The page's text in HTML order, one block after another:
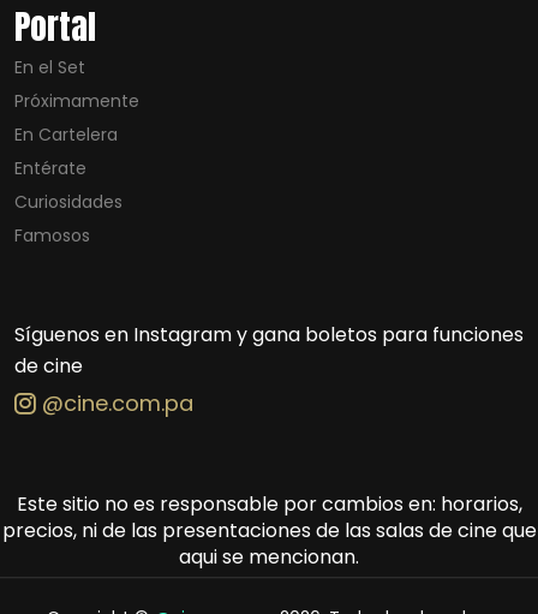
Portal
En el Set
Próximamente
En Cartelera
Entérate
Curiosidades
Famosos
Síguenos en Instagram y gana boletos para funciones
de cine
@cine.com.pa
Este sitio no es responsable por cambios en: horarios,
precios, ni de las presentaciones de las salas de cine que
aqui se mencionan.